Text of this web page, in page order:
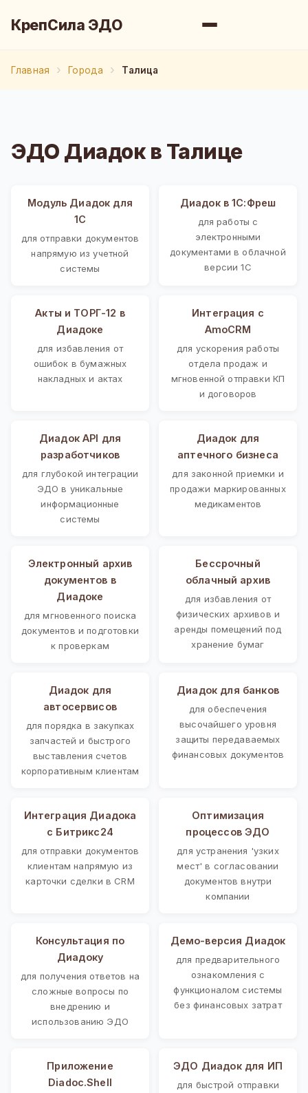
КрепСила ЭДО
Главная Города Талица
ЭДО Диадок в Талице
Модуль Диадок для
1С
для отправки документов
напрямую из учетной
системы
Диадок в 1С:Фреш
для работы с
электронными
документами в облачной
версии 1С
Акты и ТОРГ-12 в
Диадоке
для избавления от
ошибок в бумажных
накладных и актах
Интеграция с
AmoCRM
для ускорения работы
отдела продаж и
мгновенной отправки КП
и договоров
Диадок API для
разработчиков
для глубокой интеграции
ЭДО в уникальные
информационные
системы
Диадок для
аптечного бизнеса
для законной приемки и
продажи маркированных
медикаментов
Электронный архив
документов в
Диадоке
для мгновенного поиска
документов и подготовки
к проверкам
Бессрочный
облачный архив
для избавления от
физических архивов и
аренды помещений под
хранение бумаг
Диадок для
автосервисов
для порядка в закупках
запчастей и быстрого
выставления счетов
корпоративным клиентам
Диадок для банков
для обеспечения
высочайшего уровня
защиты передаваемых
финансовых документов
Интеграция Диадока
с Битрикс24
для отправки документов
клиентам напрямую из
карточки сделки в CRM
Оптимизация
процессов ЭДО
для устранения 'узких
мест' в согласовании
документов внутри
компании
Консультация по
Диадоку
для получения ответов на
сложные вопросы по
внедрению и
использованию ЭДО
Демо-версия Диадок
для предварительного
ознакомления с
функционалом системы
без финансовых затрат
Приложение
Diadoc.Shell
ЭДО Диадок для ИП
для быстрой отправки